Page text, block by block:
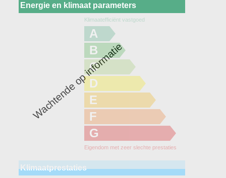
Energie en klimaat parameters
Klimaatefficiënt vastgoed
A
B
C
D
E
F
G
Eigendom met zeer slechte prestaties
Wachtende op informatie
Klimaatprestaties